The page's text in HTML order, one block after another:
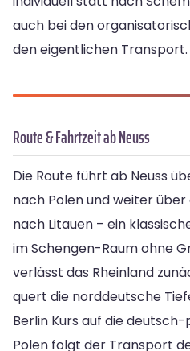
auch bei den
den eigentlichen Transport.
Route & Fahrtzeit ab Neuss
Die Route führt ab Neuss
nach Polen und weiter
nach Litauen – ein
im Schengen-Raum ohne
verlässt das Rheinland
quert die norddeutsche
Berlin Kurs auf die
Polen folgt der Transport